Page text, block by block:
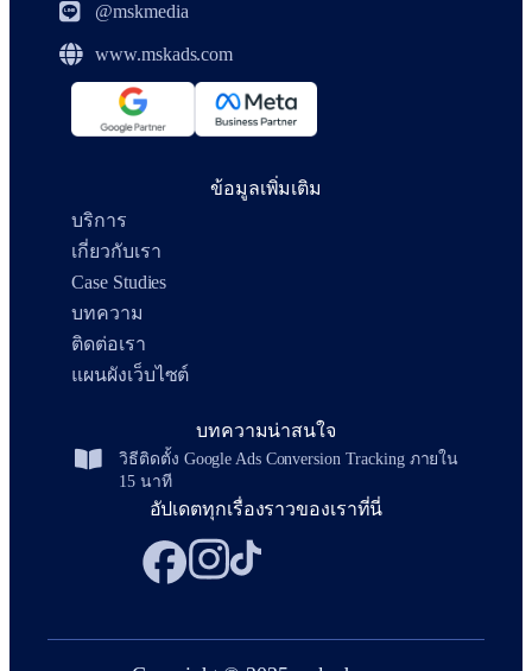
@mskmedia
www.mskads.com
ข้อมูลเพิ่มเติม
บริการ
เกี่ยวกับเรา
Case Studies
บทความ
ติดต่อเรา
แผนผังเว็บไซต์
บทความน่าสนใจ
วิธีติดตั้ง Google Ads Conversion Tracking ภายใน
15 นาที
อัปเดตทุกเรื่องราวของเราที่นี่